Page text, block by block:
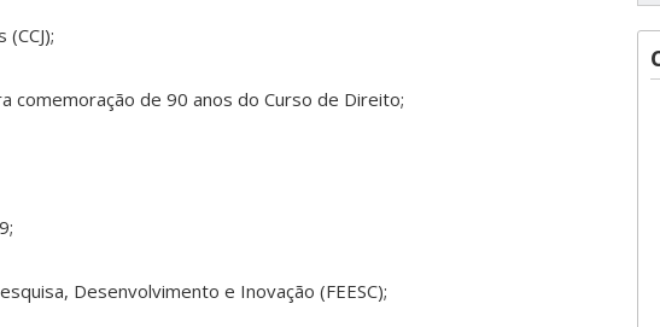
comemoração de 90 anos do Curso de Direito;
Desenvolvimento e Inovação (FEESC);